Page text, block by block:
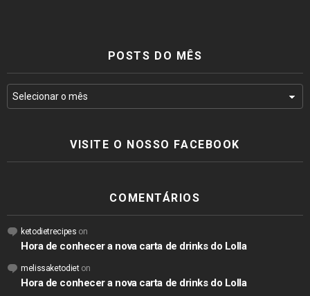
POSTS DO MÊS
VISITE O NOSSO FACEBOOK
COMENTÁRIOS
ketodietrecipes on
Hora de conhecer a nova carta de drinks do Lolla
melissaketodieton
Hora de conhecer a nova carta de drinks do Lolla